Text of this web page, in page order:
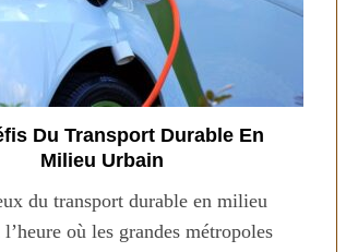
Du Transport Durable En
Milieu Urbain
du transport durable en milieu
où les grandes métropoles